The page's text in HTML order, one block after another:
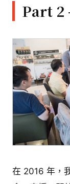
Part 2
在 2016 年，